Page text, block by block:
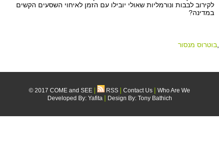
לקירוב לבבות ונורמליות שאולי יובילו עם הזמן לאיחוי השסעים הקשים
במדינה?
בוטרוס מנסור
© 2017 COME and SEE | RSS | Contact Us | Who Are We
Developed By: Yafita | Design By: Tony Bathich